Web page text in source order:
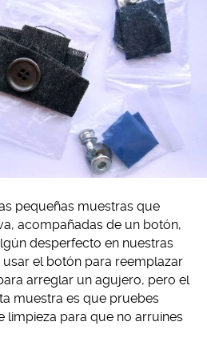
pequeñas muestras que
acompañadas de un botón,
desperfecto en nuestras
el botón para reemplazar
arreglar un agujero, pero el
muestra es que pruebes
limpieza para que no arruines